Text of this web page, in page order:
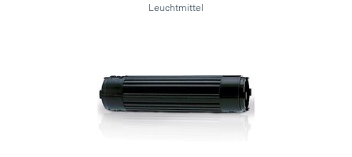
Leuchtmittel